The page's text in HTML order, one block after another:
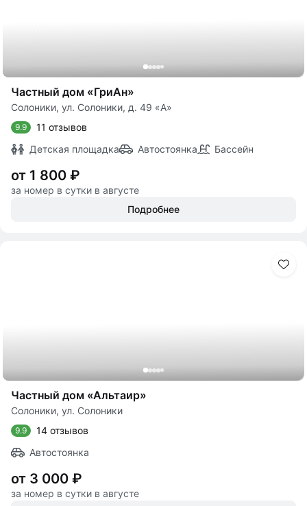
Частный дом «ГриАн»
Солоники, ул. Солоники, д. 49 «А»
9.9
11 отзывов
Детская площадка
Автостоянка Бассейн
от 1 800 ₽
за номер в сутки в августе
Подробнее
Частный дом «Альтаир»
Солоники, ул. Солоники
9.9
14 отзывов
Автостоянка
от 3 000 ₽
за номер в сутки в августе